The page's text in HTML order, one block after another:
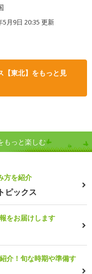
5月9日 20:35 更新
【東北】をもっと見
もっと楽しむ
方を紹介
ピックス
をお届けします
介！旬な時期や準備す